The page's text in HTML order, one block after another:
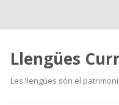
Llengües
Les llengües són el